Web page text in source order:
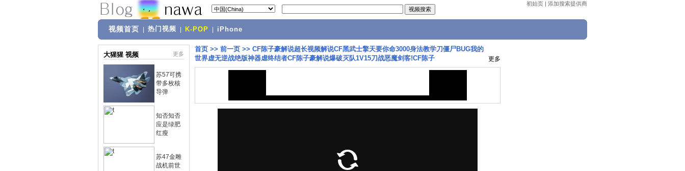
初始页 | 添加搜索提供商
视频首页 热门视频 K-POP iPhone
大猩猩 视频 更多
苏57可携
带多枚核
导弹
知否知否
应是绿肥
红瘦
苏47金雕
战机前世
首页 >> 前一页 >> CF陈子豪解说超长视频解说CF黑武士擎天要你命3000身法教学刀僵尸BUG我的
世界虚无逆战绝版神器虐终结者CF陈子豪解说爆破灭队1V15刀战恶魔剑客!CF陈子
更多